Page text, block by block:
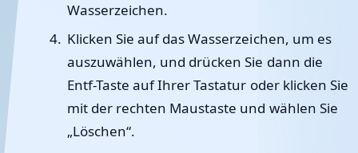
Wasserzeichen.
Klicken Sie auf das Wasserzeichen, um es
auszuwählen, und drücken Sie dann die
Entf-Taste auf Ihrer Tastatur oder klicken Sie
mit der rechten Maustaste und wählen Sie
„Löschen“.